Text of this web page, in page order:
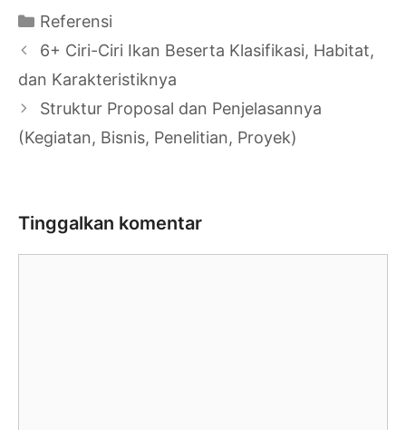
Kategori
Referensi
Navigasi
Tulisan
6+ Ciri-Ciri Ikan Beserta Klasifikasi, Habitat,
dan Karakteristiknya
Struktur Proposal dan Penjelasannya
(Kegiatan, Bisnis, Penelitian, Proyek)
Tinggalkan komentar